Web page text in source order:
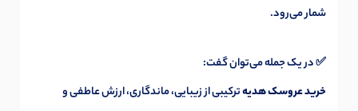
شمار می‌رود.
✅ در یک جمله می‌توان گفت:
خرید عروسک هدیهترکیبی از زیبایی، ماندگاری، ارزش عاطفی و